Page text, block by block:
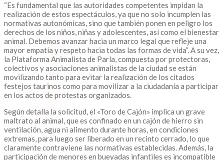
“Es fundamental que las autoridades competentes impidan la
realización de estos espectáculos, ya que no solo incumplen las
normativas autonómicas, sino que también ponen en peligro los
derechos de los niños, niñas y adolescentes, así como el bienestar
animal. Debemos avanzar hacia un marco legal que refleje una
mayor empatía y respeto hacia todas las formas de vida”. A su vez,
la Plataforma Animalista de Parla, compuesta por protectoras,
colectivos y asociaciones animalistas de la ciudad se están
movilizando tanto para evitar la realización de los citados
festejos taurinos como para movilizar a la ciudadanía a participar
en los actos de protestas organizados.
Según detalla la solicitud, el «Toro de Cajón» implica un grave
maltrato al animal, que es confinado en un cajón de hierro sin
ventilación, agua ni alimento durante horas, en condiciones
extremas, para luego ser liberado en un recinto cerrado, lo que
claramente contraviene las normativas establecidas. Además, la
participación de menores en bueyadas infantiles es incompatible